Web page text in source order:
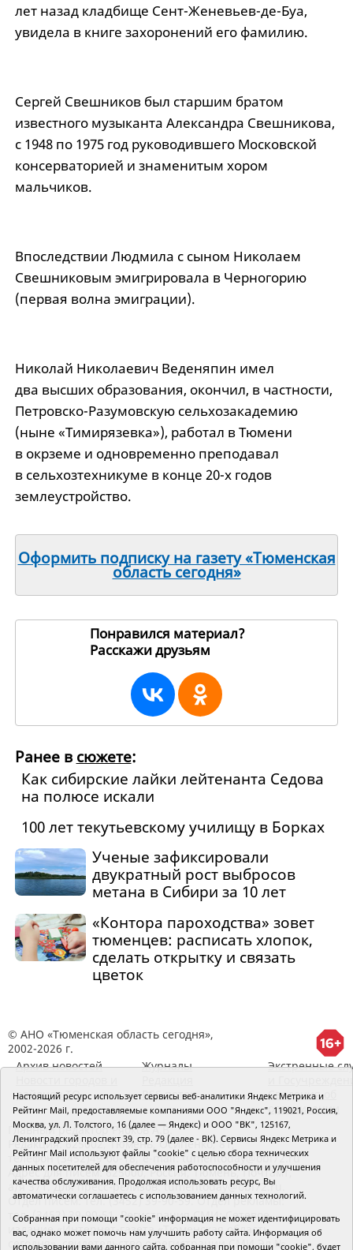
лет назад кладбище Сент-Женевьев-де-Буа,
увидела в книге захоронений его фамилию.
Сергей Свешников был старшим братом
известного музыканта Александра Свешникова,
с 1948 по 1975 год руководившего Московской
консерваторией и знаменитым хором
мальчиков.
Впоследствии Людмила с сыном Николаем
Свешниковым эмигрировала в Черногорию
(первая волна эмиграции).
Николай Николаевич Веденяпин имел
два высших образования, окончил, в частности,
Петровско-Разумовскую сельхозакадемию
(ныне «Тимирязевка»), работал в Тюмени
в окрземе и одновременно преподавал
в сельхозтехникуме в конце 20-х годов
землеустройство.
Оформить подписку на газету «Тюменская
область сегодня»
Понравился материал?
Расскажи друзьям
Ранее в сюжете:
Как сибирские лайки лейтенанта Седова
на полюсе искали
100 лет текутьевскому училищу в Борках
Ученые зафиксировали
двукратный рост выбросов
метана в Сибири за 10 лет
«Контора пароходства» зовет
тюменцев: расписать хлопок,
сделать открытку и связать
цветок
© АНО «Тюменская область сегодня»,
2002-2026 г.
Архив новостей
районов ТО
Журналы
RSS поток
Экстренные
Сведения об
организации
Главный редактор Рябков А.В.
Редакция: 625002, Тюмень, Осипенко, 81,
телефон (3452)49-00-18, e-mail: tumentoday@obl72.ru
Адрес для писем: 625000, Россия, Тюмень, Почтамт,
а/я 371. Для пресс-релизов: tumentoday@obl72.ru.
Отдел писем: тел. (3452) 39-90-59. Отдел рекламы:
тел. (3452) 39-90-51. Регистрация СМИ: Сетевое
издание «Интернет-газета «Тюменская область
сегодня», свидетельство о регистрации СМИ Эл №
Настоящий ресурс использует сервисы веб-аналитики Яндекс Метрика и
Рейтинг Mail, предоставляемые компаниями ООО "Яндекс", 119021, Россия,
Москва, ул. Л. Толстого, 16 (далее — Яндекс) и ООО "ВК", 125167,
Ленинградский проспект 39, стр. 79 (далее - ВК). Сервисы Яндекс Метрика и
Рейтинг Mail используют файлы "cookie" с целью сбора технических
данных посетителей для обеспечения работоспособности и улучшения
качества обслуживания. Продолжая использовать ресурс, Вы
автоматически соглашаетесь с использованием данных технологий.
Собранная при помощи "cookie" информация не может идентифицировать
вас, однако может помочь нам улучшить работу сайта. Информация об
использовании вами данного сайта, собранная при помощи "cookie", будет